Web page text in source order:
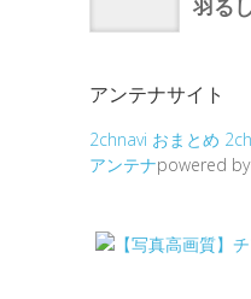
アンテナサイト
2chnavi おまとめ
アンテナpowered